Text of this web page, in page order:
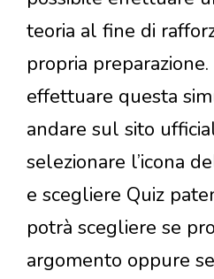
teoria al fine di
propria
effettuare questa
andare sul sito
selezionare l’icona
e scegliere Quiz
potrà scegliere se
argomento oppure